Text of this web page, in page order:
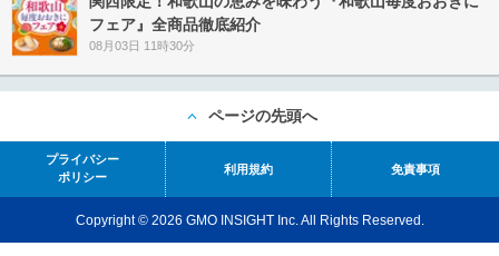
フェア』全商品徹底紹介
08月03日 11時30分
ページの先頭へ
プライバシー
ポリシー
利用規約 免責事項
Copyright © 2026 GMO INSIGHT Inc. All Rights Reserved.